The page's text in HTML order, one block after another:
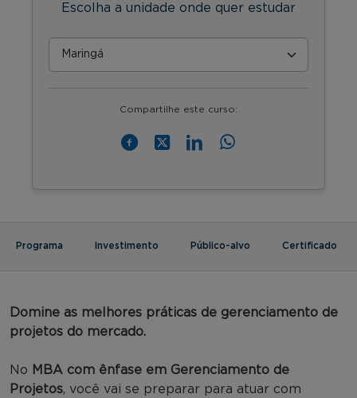
Escolha a unidade onde quer estudar
Compartilhe este curso:
Programa Investimento Público-alvo Certificado
Domine as melhores práticas de gerenciamento de
projetos do mercado.
No MBA com ênfase em Gerenciamento de
Projetos, você vai se preparar para atuar com